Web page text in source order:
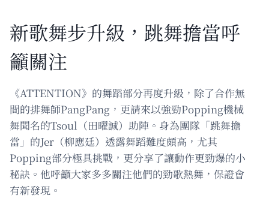
新歌舞步升級，跳舞擔當呼
籲關注
《ATTENTION》的舞蹈部分再度升級，除了合作無
間的排舞師PangPang，更請來以強勁Popping機械
舞聞名的Tsoul（田曜誠）助陣。身為團隊「跳舞擔
當」的Jer（柳應廷）透露舞蹈難度頗高，尤其
Popping部分極具挑戰，更分享了讓動作更勁爆的小
秘訣。他呼籲大家多多關注他們的勁歌熱舞，保證會
有新發現。